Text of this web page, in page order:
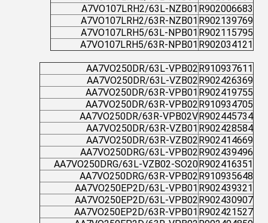
R902006683
A7VO107LRH2/63L-NZB01
R902139769
A7VO107LRH2/63R-NZB01
R902115795
A7VO107LRH5/63L-NPB01
R902034121
A7VO107LRH5/63R-NPB01
R910937611
AA7VO250DR/63L-VPB02
R902426369
AA7VO250DR/63L-VZB02
R902419755
AA7VO250DR/63R-VPB01
R910934705
AA7VO250DR/63R-VPB02
R902445734
AA7VO250DR/63R-VPB02V
R902428584
AA7VO250DR/63R-VZB01
R902414669
AA7VO250DR/63R-VZB02
R902439496
AA7VO250DRG/63L-VPB02
R902416351
AA7VO250DRG/63L-VZB02-SO20
R910935648
AA7VO250DRG/63R-VPB02
R902439321
AA7VO250EP2D/63L-VPB01
R902430907
AA7VO250EP2D/63L-VPB02
R902421527
AA7VO250EP2D/63R-VPB01